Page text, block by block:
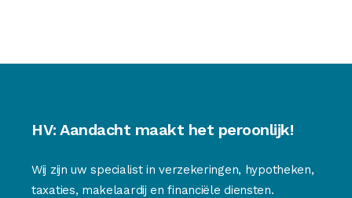
HV: Aandacht maakt het peroonlijk!
Wij zijn uw specialist in verzekeringen, hypotheken,
taxaties, makelaardij en financiële diensten.